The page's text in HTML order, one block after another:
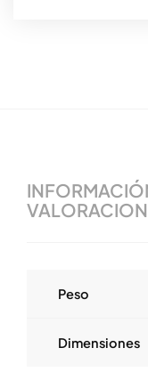
Peso
Dimensiones